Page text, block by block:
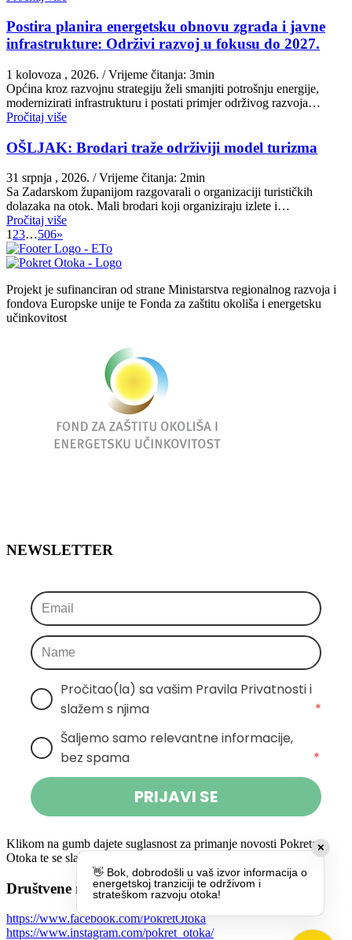
Postira planira energetsku obnovu zgrada i javne
infrastrukture: Održivi razvoj u fokusu do 2027.
1 kolovoza , 2026. / Vrijeme čitanja: 3min
Općina kroz razvojnu strategiju želi smanjiti potrošnju energije,
modernizirati infrastrukturu i postati primjer održivog razvoja…
Pročitaj više
OŠLJAK: Brodari traže održiviji model turizma
31 srpnja , 2026. / Vrijeme čitanja: 2min
Sa Zadarskom županijom razgovarali o organizaciji turističkih
dolazaka na otok. Mali brodari koji organiziraju izlete i…
Pročitaj više
123…506»
Projekt je sufinanciran od strane Ministarstva regionalnog razvoja i
fondova Europske unije te Fonda za zaštitu okoliša i energetsku
učinkovitost
NEWSLETTER
Pročitao(la) sa vašim Pravila Privatnosti i
slažem s njima
*
Šaljemo samo relevantne informacije,
bez spama
*
PRIJAVI SE
Klikom na gumb dajete suglasnost za primanje novosti Pokreta
Otoka te se slažete s
Društvene mreže
https://www.facebook.com/PokretOtoka
https://www.instagram.com/pokret_otoka/
✕
👋 Bok, dobrodošli u vaš izvor informacija o
energetskoj tranziciji te održivom i
strateškom razvoju otoka!